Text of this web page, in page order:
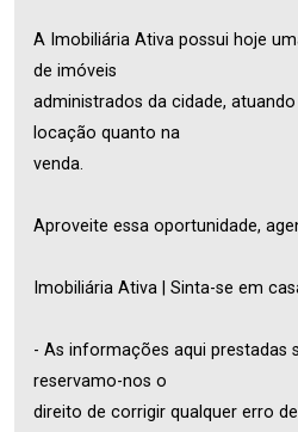
A Imobiliária Ativa possui hoje
de imóveis
administrados da cidade,
locação quanto na
venda.
Aproveite essa oportunidade,
Imobiliária Ativa | Sinta-se em
- As informações aqui prestadas
reservamo-nos o
direito de corrigir qualquer erro